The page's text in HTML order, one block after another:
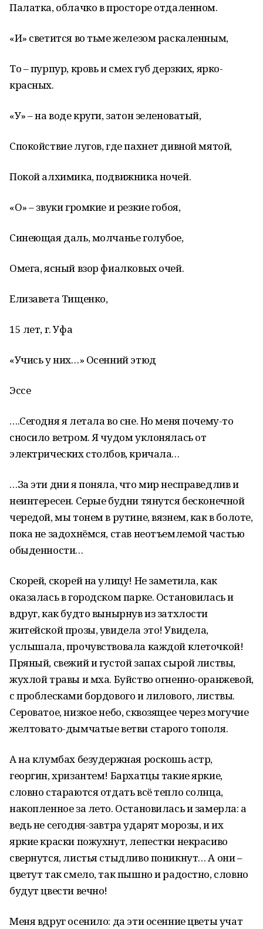
Палатка, облачко в просторе отдаленном.
«И» светится во тьме железом раскаленным,
То – пурпур, кровь и смех губ дерзких, ярко-
красных.
«У» – на воде круги, затон зеленоватый,
Спокойствие лугов, где пахнет дивной мятой,
Покой алхимика, подвижника ночей.
«О» – звуки громкие и резкие гобоя,
Синеющая даль, молчанье голубое,
Омега, ясный взор фиалковых очей.
Елизавета Тищенко,
15 лет, г. Уфа
«Учись у них…» Осенний этюд
Эссе
….Сегодня я летала во сне. Но меня почему-то
сносило ветром. Я чудом уклонялась от
электрических столбов, кричала…
…За эти дни я поняла, что мир несправедлив и
неинтересен. Серые будни тянутся бесконечной
чередой, мы тонем в рутине, вязнем, как в болоте,
пока не задохнёмся, став неотъемлемой частью
обыденности…
Скорей, скорей на улицу! Не заметила, как
оказалась в городском парке. Остановилась и
вдруг, как будто вынырнув из затхлости
житейской прозы, увидела это! Увидела,
услышала, прочувствовала каждой клеточкой!
Пряный, свежий и густой запах сырой листвы,
жухлой травы и мха. Буйство огненно-оранжевой,
с проблесками бордового и лилового, листвы.
Сероватое, низкое небо, сквозящее через могучие
желтовато-дымчатые ветви старого тополя.
А на клумбах безудержная роскошь астр,
георгин, хризантем! Бархатцы такие яркие,
словно стараются отдать всё тепло солнца,
накопленное за лето. Остановилась и замерла: а
ведь не сегодня-завтра ударят морозы, и их
яркие краски пожухнут, лепестки некрасиво
свернутся, листья стыдливо поникнут… А они –
цветут так смело, так пышно и радостно, словно
будут цвести вечно!
Меня вдруг осенило: да эти осенние цветы учат